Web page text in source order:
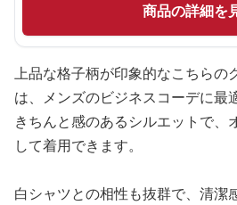
商品の詳細を
上品な格子柄が印象的なこちらの
は、メンズのビジネスコーデに最
きちんと感のあるシルエットで、
して着用できます。
白シャツとの相性も抜群で、清潔